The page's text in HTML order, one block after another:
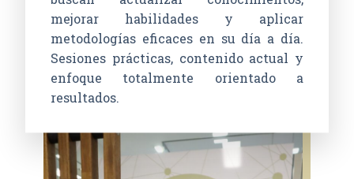
mejorar habilidades y aplicar
metodologías eficaces en su día a día.
Sesiones prácticas, contenido actual y
enfoque totalmente orientado a
resultados.